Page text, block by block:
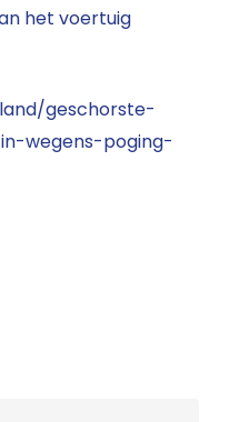
het voertuig
geschorste-
wegens-poging-